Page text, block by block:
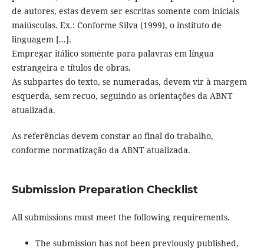
de autores, estas devem ser escritas somente com iniciais
maiúsculas. Ex.: Conforme Silva (1999), o instituto de
linguagem [...].
Empregar itálico somente para palavras em língua
estrangeira e títulos de obras.
As subpartes do texto, se numeradas, devem vir à margem
esquerda, sem recuo, seguindo as orientações da ABNT
atualizada.
As referências devem constar ao final do trabalho,
conforme normatização da ABNT atualizada.
Submission Preparation Checklist
All submissions must meet the following requirements.
The submission has not been previously published,